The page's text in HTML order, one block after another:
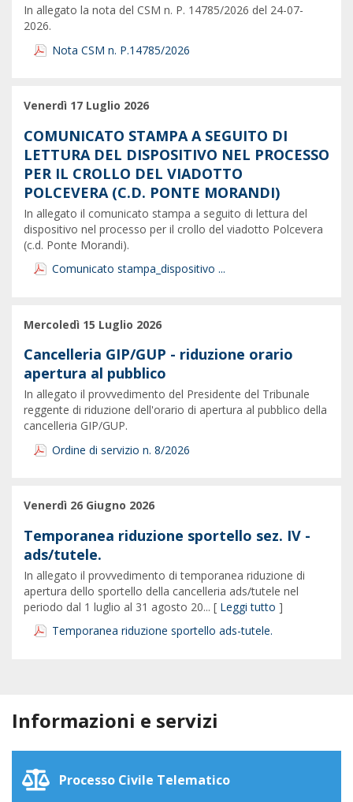
In allegato la nota del CSM n. P. 14785/2026 del 24-07-
2026.
Nota CSM n. P.14785/2026
Venerdì 17 Luglio 2026
COMUNICATO STAMPA A SEGUITO DI
LETTURA DEL DISPOSITIVO NEL PROCESSO
PER IL CROLLO DEL VIADOTTO
POLCEVERA (C.D. PONTE MORANDI)
In allegato il comunicato stampa a seguito di lettura del
dispositivo nel processo per il crollo del viadotto Polcevera
(c.d. Ponte Morandi).
Comunicato stampa_dispositivo ...
Mercoledì 15 Luglio 2026
Cancelleria GIP/GUP - riduzione orario
apertura al pubblico
In allegato il provvedimento del Presidente del Tribunale
reggente di riduzione dell'orario di apertura al pubblico della
cancelleria GIP/GUP.
Ordine di servizio n. 8/2026
Venerdì 26 Giugno 2026
Temporanea riduzione sportello sez. IV -
ads/tutele.
In allegato il provvedimento di temporanea riduzione di
apertura dello sportello della cancelleria ads/tutele nel
periodo dal 1 luglio al 31 agosto 20... [ Leggi tutto ]
Temporanea riduzione sportello ads-tutele.
Informazioni e servizi
Processo Civile Telematico